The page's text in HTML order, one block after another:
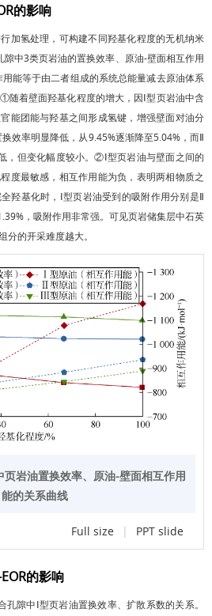
的影响
加氢处理，可构建不同羟基化程度的无机纳米
隙中3类页岩油的置换效率、原油-壁面相互作用
能等于由二者组成的系统总能量减去原油体系
随着壁面羟基化程度的增大，因Ⅰ型页岩油中含
能团能与羟基之间形成氢键，增强壁面对油分
效率明显降低，从9.45%逐渐降至5.04%，而Ⅱ
，但变化幅度较小。②Ⅰ型页岩油与壁面之间的
度最敏感，相互作用能为负，表明两相物质之
羟基化时，Ⅰ型页岩油受到的吸附作用分别是Ⅱ
，吸附作用非常强。可见页岩储集层中石英
分的开采难度越大。
岩油置换效率、原油-壁面相互作用
能的关系曲线
Full size | PPT slide
的影响
隙中Ⅰ型页岩油置换效率、扩散系数的关系。